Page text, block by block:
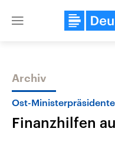
Close
Themen
Archiv
Ost-
Finanzhilfen